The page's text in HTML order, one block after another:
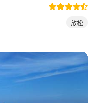
放松